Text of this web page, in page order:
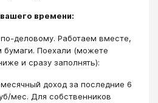
времени:
деловому. Работаем вместе,
Поехали (можете
и сразу заполнять):
доход за последние 6
мес. Для собственников